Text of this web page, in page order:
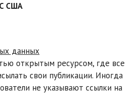
США
данных
открытым ресурсом, где все
свои публикации. Иногда
не указывают ссылки на